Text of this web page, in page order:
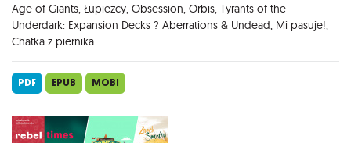
Age of Giants, Łupieżcy, Obsession, Orbis, Tyrants of the
Underdark: Expansion Decks ? Aberrations & Undead, Mi pasuje!,
Chatka z piernika
PDF EPUB MOBI